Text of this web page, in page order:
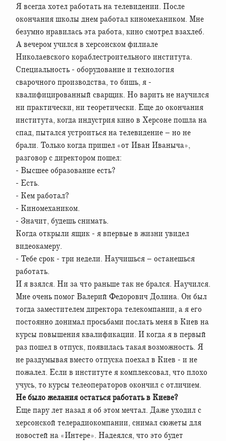
Я всегда хотел работать на телевидении. После
окончания школы днем работал киномехаником. Мне
безумно нравилась эта работа, кино смотрел взахлеб.
А вечером учился в херсонском филиале
Николаевского кораблестроительного института.
Специальность - оборудование и технология
сварочного производства, то бишь, я -
квалифицированный сварщик. Но варить не научился
ни практически, ни теоретически. Еще до окончания
института, когда индустрия кино в Херсоне пошла на
спад, пытался устроиться на телевидение – но не
брали. Только когда пришел «от Иван Иваныча»,
разговор с директором пошел:
- Высшее образование есть?
- Есть.
- Кем работал?
- Киномехаником.
- Значит, будешь снимать.
Когда открыли ящик - я впервые в жизни увидел
видеокамеру.
- Тебе срок - три недели. Научишься – останешься
работать.
И я взялся. Ни за что раньше так не брался. Научился.
Мне очень помог Валерий Федорович Долина. Он был
тогда заместителем директора телекомпании, а я его
постоянно донимал просьбами послать меня в Киев на
курсы повышения квалификации. И когда я в первый
раз пошел в отпуск, появилась такая возможность. Я
не раздумывая вместо отпуска поехал в Киев - и не
пожалел. Если в институте я комплексовал, что плохо
учусь, то курсы телеоператоров окончил с отличием.
Не было желания остаться работать в Киеве?
Еще пару лет назад я об этом мечтал. Даже уходил с
херсонской телерадиокомпании, снимал сюжеты для
новостей на «Интере». Надеялся, что это будет